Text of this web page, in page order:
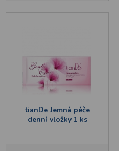
tianDe Jemná péče
denní vložky 1 ks